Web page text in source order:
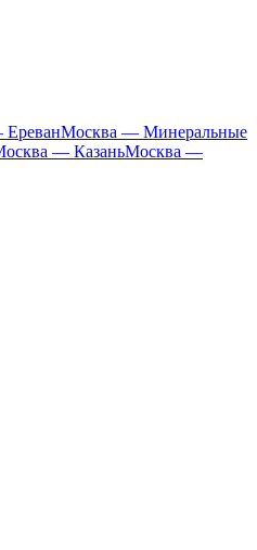
Москва — Минеральные
— КазаньМосква —